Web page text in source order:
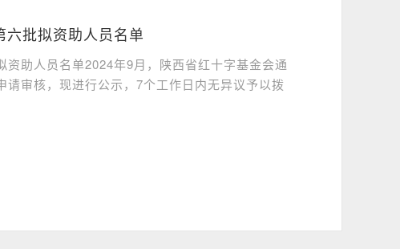
六批拟资助人员名单
资助人员名单2024年9月，陕西省红十字基金会通
请审核，现进行公示，7个工作日内无异议予以拨